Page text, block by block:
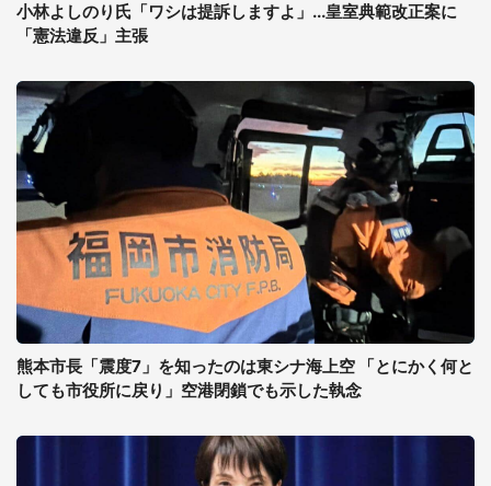
小林よしのり氏「ワシは提訴しますよ」...皇室典範改正案に
「憲法違反」主張
熊本市長「震度7」を知ったのは東シナ海上空 「とにかく何と
しても市役所に戻り」空港閉鎖でも示した執念